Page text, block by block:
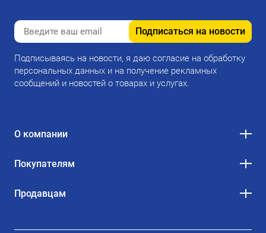
Подписаться на новости
Подписываясь на новости, я даю согласие на обработку
персональных данных и на получение рекламных
сообщений и новостей о товарах и услугах.
О компании
Покупателям
Продавцам